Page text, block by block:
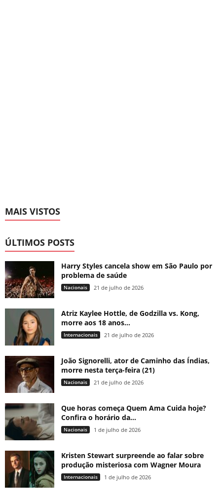
MAIS VISTOS
ÚLTIMOS POSTS
Harry Styles cancela show em São Paulo por
problema de saúde
Nacionais 21 de julho de 2026
Atriz Kaylee Hottle, de Godzilla vs. Kong,
morre aos 18 anos...
Internacionais 21 de julho de 2026
João Signorelli, ator de Caminho das Índias,
morre nesta terça-feira (21)
Nacionais 21 de julho de 2026
Que horas começa Quem Ama Cuida hoje?
Confira o horário da...
Nacionais 1 de julho de 2026
Kristen Stewart surpreende ao falar sobre
produção misteriosa com Wagner Moura
Internacionais 1 de julho de 2026